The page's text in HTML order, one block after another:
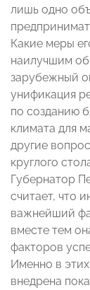
лишь одно
Какие меры
наилучшим
зарубежный
унификация
по созданию
климата для
другие
круглого
Губернатор
считает, что
важнейший
вместе тем
факторов
Именно в
внедрена